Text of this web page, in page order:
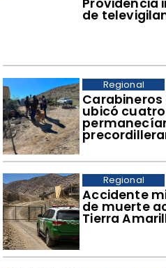
Providencia
de
Carabineros
ubicó
Regional
Accidente
de muerte
Tierra
Regional